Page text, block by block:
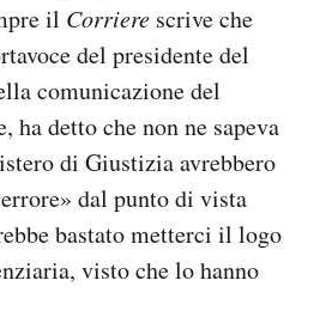
il Corriere scrive che
del presidente del
comunicazione del
ha detto che non ne sapeva
di Giustizia avrebbero
dal punto di vista
bastato metterci il logo
visto che lo hanno